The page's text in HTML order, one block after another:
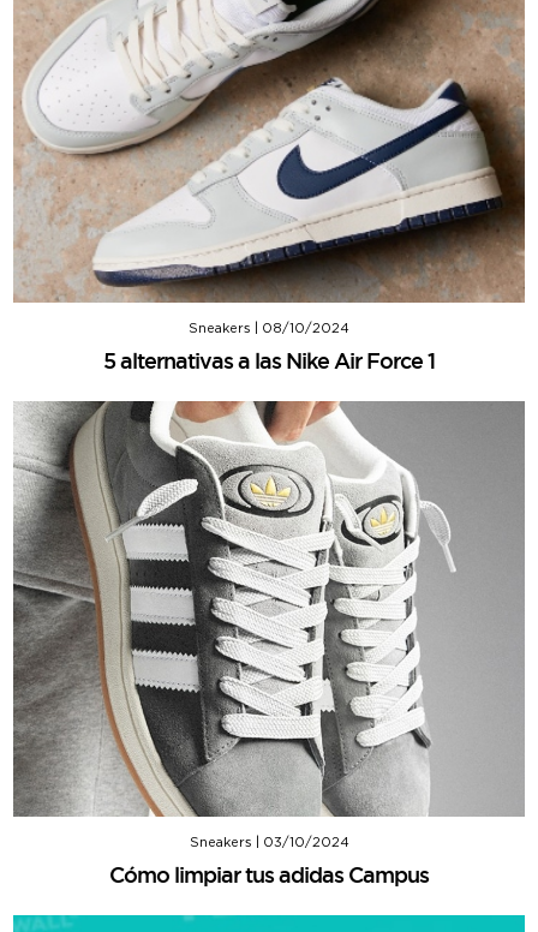
Sneakers 08/10/2024
5 alternativas a las Nike Air Force 1
Sneakers 03/10/2024
Cómo limpiar tus adidas Campus